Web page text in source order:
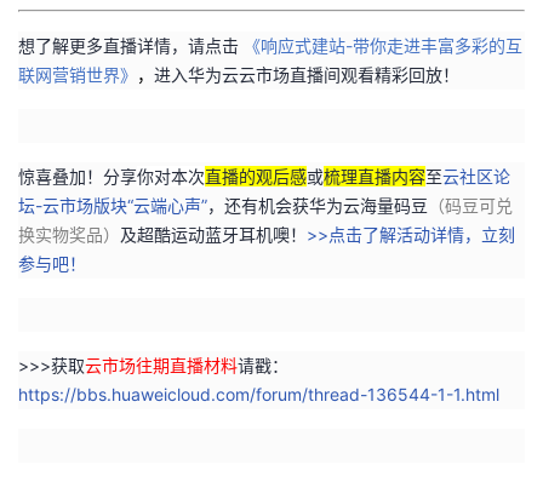
想了解更多直播详情，请点击 《响应式建站-带你走进丰富多彩的互
联网营销世界》 ， 进入华为云云市场直播间观看精彩回放！
惊喜叠加！分享你对本次直播的观后感或梳理直播内容至云社区论
坛-云市场版块“云端心声”，还有机会获华为云海量码豆 （码豆可兑
换实物奖品） 及超酷运动蓝牙耳机噢！ >>点击了解活动详情，立刻
参与吧！
>>>获取云市场往期直播材料请戳：
https://bbs.huaweicloud.com/forum/thread-136544-1-1.html